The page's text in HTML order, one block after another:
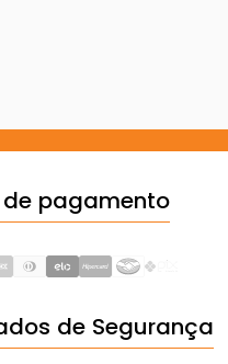
de pagamento
de Segurança